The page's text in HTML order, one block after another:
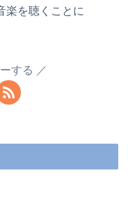
楽を聴くことに
する